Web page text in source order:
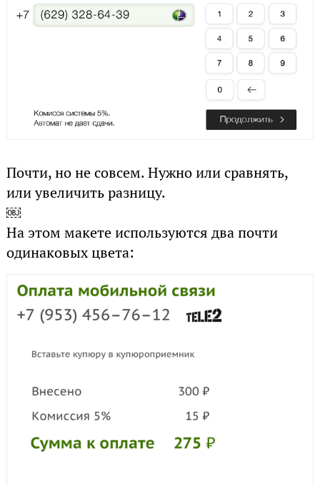
Почти, но не совсем. Нужно или сравнять,
или увеличить разницу.
￼
На этом макете используются два почти
одинаковых цвета: